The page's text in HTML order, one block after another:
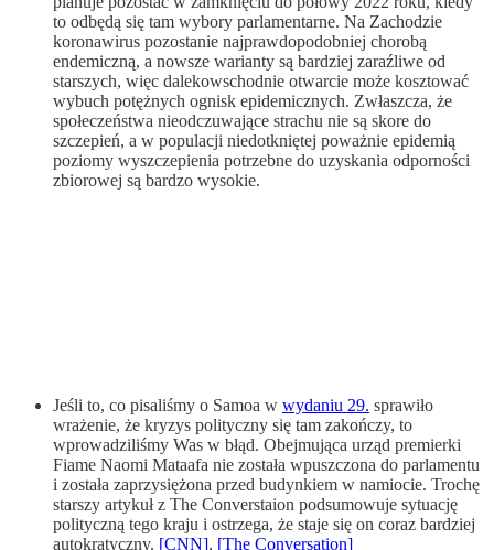
to odbędą się tam wybory parlamentarne. Na Zachodzie
koronawirus pozostanie najprawdopodobniej chorobą
endemiczną, a nowsze warianty są bardziej zaraźliwe od
starszych, więc dalekowschodnie otwarcie może kosztować
wybuch potężnych ognisk epidemicznych. Zwłaszcza, że
społeczeństwa nieodczuwające strachu nie są skore do
szczepień, a w populacji niedotkniętej poważnie epidemią
poziomy wyszczepienia potrzebne do uzyskania odporności
zbiorowej są bardzo wysokie.
Jeśli to, co pisaliśmy o Samoa w wydaniu 29. sprawiło
wrażenie, że kryzys polityczny się tam zakończy, to
wprowadziliśmy Was w błąd. Obejmująca urząd premierki
Fiame Naomi Mataafa nie została wpuszczona do parlamentu
i została zaprzysiężona przed budynkiem w namiocie. Trochę
starszy artykuł z The Converstaion podsumowuje sytuację
polityczną tego kraju i ostrzega, że staje się on coraz bardziej
autokratyczny. [CNN], [The Conversation]